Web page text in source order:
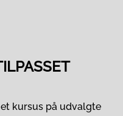
kursus på udvalgte